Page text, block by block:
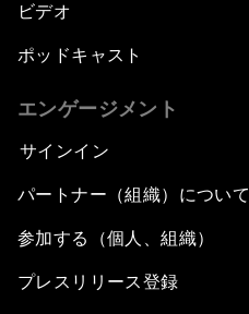
ビデオ
ポッドキャスト
エンゲージメント
サインイン
パートナー（組織）について
参加する（個人、組織）
プレスリリース登録